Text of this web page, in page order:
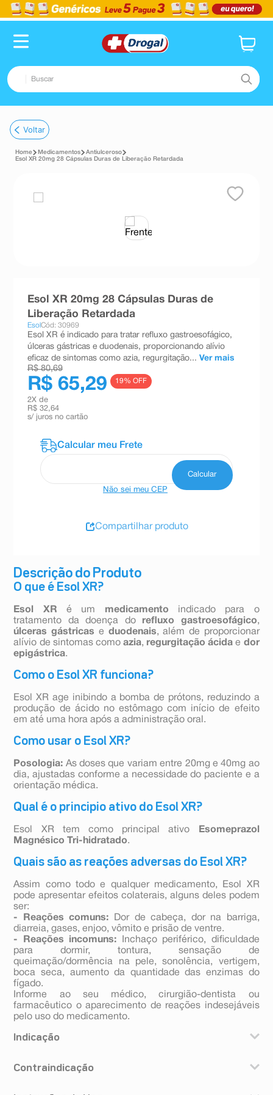
Buscar
1º fralda
2º dipirona
tadalafila
absorvente
10ºshampoo
Voltar
Medicamentos
Antiulceroso
Esol XR 20mg 28 Cápsulas Duras de Liberação Retardada
Descrição do Produto
O que é Esol XR?
Esol XR é um medicamento indicado para o
tratamento da doença do refluxo gastroesofágico,
úlceras gástricas e duodenais, além de proporcionar
alívio de sintomas como azia, regurgitação ácida e dor
epigástrica.
Como o Esol XR funciona?
Esol XR age inibindo a bomba de prótons, reduzindo a
produção de ácido no estômago com início de efeito
em até uma hora após a administração oral.
Como usar o Esol XR?
Posologia: As doses que variam entre 20mg e 40mg ao
dia, ajustadas conforme a necessidade do paciente e a
orientação médica.
Qual é o principio ativo do Esol XR?
Esol XR tem como principal ativo
Esomeprazol
Magnésico Tri-hidratado.
Quais são as reações adversas do Esol XR?
Assim como todo e qualquer medicamento, Esol XR
pode apresentar efeitos colaterais, alguns deles podem
ser:
- Reações comuns: Dor de cabeça, dor na barriga,
diarreia, gases, enjoo, vômito e prisão de ventre.
- Reações incomuns: Inchaço periférico, dificuldade
para dormir, tontura, sensação de
queimação/dormência na pele, sonolência, vertigem,
boca seca, aumento da quantidade das enzimas do
fígado.
Informe ao seu médico, cirurgião-dentista ou
farmacêutico o aparecimento de reações indesejáveis
pelo uso do medicamento.
Indicação
ácido-pépticas e alívio dos sintomas de azia,
Contraindicação
Esol XR 20mg 28 Cápsulas Duras de
Liberação Retardada
EsolCód: 30969
Esol XR é indicado para tratar refluxo gastroesofágico,
úlceras gástricas e duodenais, proporcionando alívio
eficaz de sintomas como azia, regurgitação... Ver mais
R$ 80,69
R$ 65,29 19% OFF
2X de
R$ 32,64
s/ juros no cartão
Não sei meu CEP
Compartilhar produto